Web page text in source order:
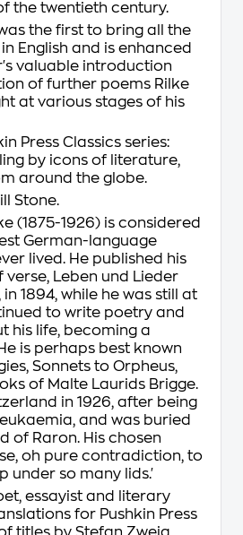
the twentieth century.
the first to bring all the
English and is enhanced
valuable introduction
of further poems Rilke
at various stages of his
Press Classics series:
by icons of literature,
around the globe.
Stone.
(1875-1926) is considered
German-language
lived. He published his
verse, Leben und Lieder
, in 1894, while he was still at
to write poetry and
his life, becoming a
is perhaps best known
Sonnets to Orpheus,
of Malte Laurids Brigge.
in 1926, after being
and was buried
of Raron. His chosen
oh pure contradiction, to
under so many lids.'
essayist and literary
for Pushkin Press